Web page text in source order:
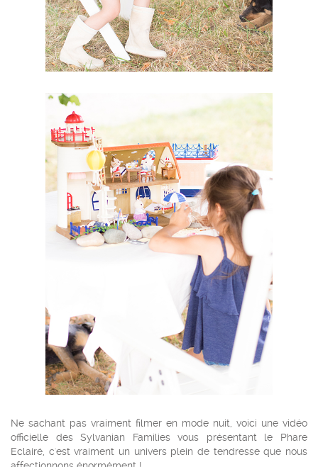
Ne sachant pas vraiment filmer en mode nuit, voici une vidéo
officielle des Sylvanian Families vous présentant le Phare
Eclairé, c'est vraiment un univers plein de tendresse que nous